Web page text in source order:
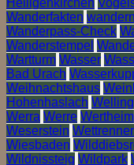
Wanderfakten wandern
Wanderpass-Check
Wanderstempel
Wartturm Wasser
Bad Urach
Weihnachtshaus
Hohenhaslach
Werra Werre Wertheim
Weserstein
Wiesbaden
Wildnissteig Wildpark